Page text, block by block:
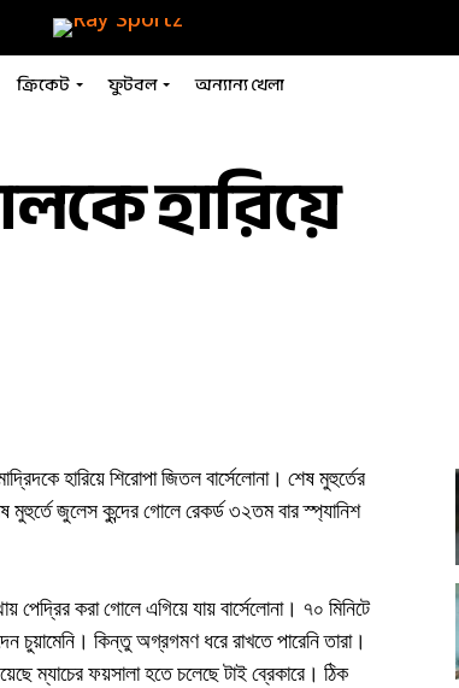
ক্রিকেট ফুটবল অন্যান্য খেলা
হারিয়ে
হারিয়ে শিরোপা জিতল বার্সেলোনা। শেষ মুহুর্তের
জুলেস কুন্দের গোলে রেকর্ড ৩২তম বার স্প্যানিশ
পেদ্রির করা গোলে এগিয়ে যায় বার্সেলোনা। ৭০ মিনিটে
চুয়ামেনি। কিন্তু অগ্রগমণ ধরে রাখতে পারেনি তারা।
ম্যাচের ফয়সালা হতে চলেছে টাই ব্রেকারে। ঠিক